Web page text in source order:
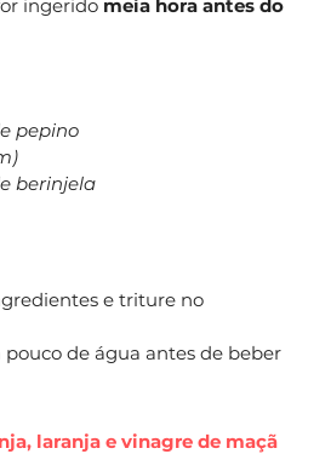
ingerido meia hora antes do
pepino
berinjela
e triture no
de água antes de beber
laranja e vinagre de maçã